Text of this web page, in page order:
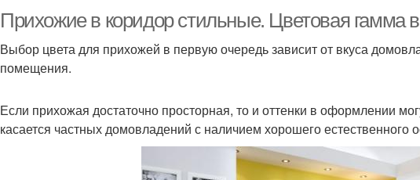
Прихожие в коридор стильные. Цветовая гамма
Выбор цвета для прихожей в первую очередь зависит от вкуса
помещения.
Если прихожая достаточно просторная, то и оттенки в оформлении
касается частных домовладений с наличием хорошего естественного